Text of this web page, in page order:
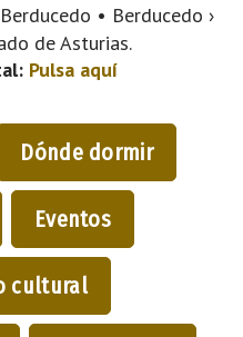
• Berducedo ›
de Asturias.
Pulsa aquí
Dónde dormir
Eventos
cultural